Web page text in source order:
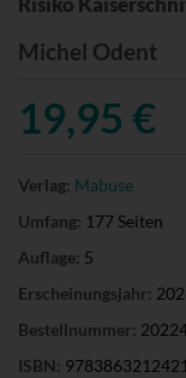
Michel Odent
19,95 €
Verlag: Mabuse
Umfang: 177 Seiten
Auflage: 5
Erscheinungsjahr:
Bestellnummer:
ISBN: 9783863212421